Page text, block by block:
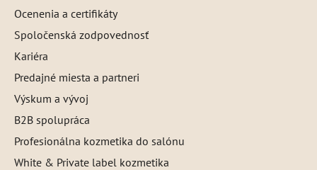
Ocenenia a certifikáty
Spoločenská zodpovednosť
Kariéra
Predajné miesta a partneri
Výskum a vývoj
B2B spolupráca
Profesionálna kozmetika do salónu
White & Private label kozmetika